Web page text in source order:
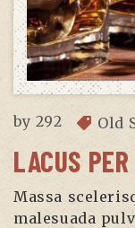
by 292 Old
LACUS
Massa
malesuada